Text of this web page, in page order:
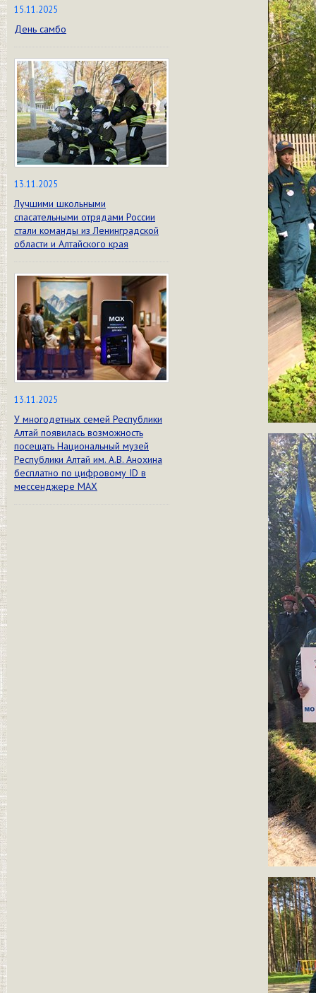
15.11.2025
День самбо
13.11.2025
Лучшими школьными
спасательными отрядами России
стали команды из Ленинградской
области и Алтайского края
13.11.2025
У многодетных семей Республики
Алтай появилась возможность
посещать Национальный музей
Республики Алтай им. А.В. Анохина
бесплатно по цифровому ID в
мессенджере МАХ